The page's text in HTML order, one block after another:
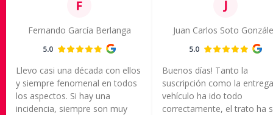
Fernando García Berlanga
Llevo casi una década con ellos
y siempre fenomenal en todos
los aspectos. Si hay una
incidencia, siempre son muy
Juan Carlos Soto
Buenos días! Tanto la
suscripción como la
vehículo ha ido todo
correctamente, el trato ha